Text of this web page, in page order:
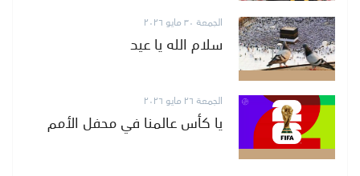
الجمعة ٣٠ مايو ٢٠٢٦
سلام الله يا عيد
الجمعة ٢٦ مايو ٢٠٢٦
يا كأس عالمنا في محفل الأمم